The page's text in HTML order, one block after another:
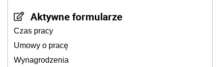
Aktywne formularze
Czas pracy
Umowy o pracę
Wynagrodzenia